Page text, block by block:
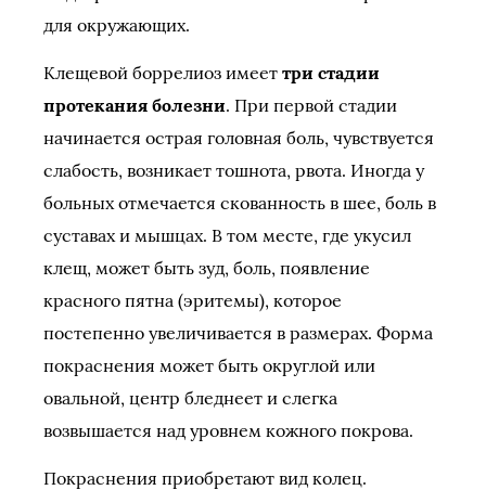
для окружающих.
Клещевой боррелиоз имеет три стадии
протекания болезни. При первой стадии
начинается острая головная боль, чувствуется
слабость, возникает тошнота, рвота. Иногда у
больных отмечается скованность в шее, боль в
суставах и мышцах. В том месте, где укусил
клещ, может быть зуд, боль, появление
красного пятна (эритемы), которое
постепенно увеличивается в размерах. Форма
покраснения может быть округлой или
овальной, центр бледнеет и слегка
возвышается над уровнем кожного покрова.
Покраснения приобретают вид колец.